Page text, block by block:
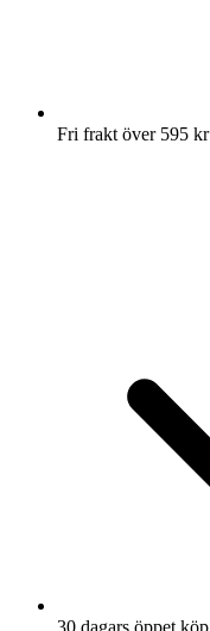
Fri frakt över 595 kr
30 dagars öppet köp